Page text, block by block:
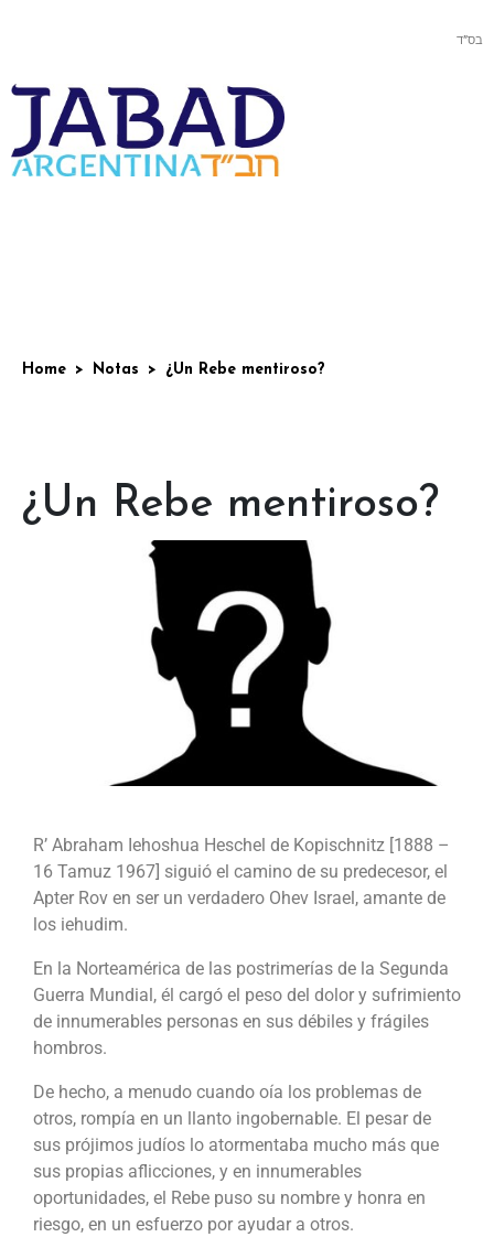
בס”ד
Home Notas ¿Un Rebe mentiroso?
¿Un Rebe mentiroso?
R’ Abraham Iehoshua Heschel de Kopischnitz [1888 –
16 Tamuz 1967] siguió el camino de su predecesor, el
Apter Rov en ser un verdadero Ohev Israel, amante de
los iehudim.
En la Norteamérica de las postrimerías de la Segunda
Guerra Mundial, él cargó el peso del dolor y sufrimiento
de innumerables personas en sus débiles y frágiles
hombros.
De hecho, a menudo cuando oía los problemas de
otros, rompía en un llanto ingobernable. El pesar de
sus prójimos judíos lo atormentaba mucho más que
sus propias aflicciones, y en innumerables
oportunidades, el Rebe puso su nombre y honra en
riesgo, en un esfuerzo por ayudar a otros.